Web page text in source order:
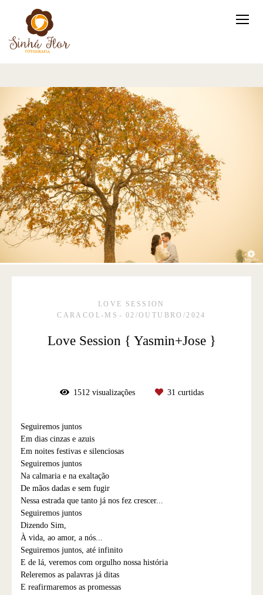
LOVE SESSION
CARACOL-MS
02/OUTUBRO/2024
Love Session { Yasmin+Jose }
1512 visualizações 31 curtidas
Seguiremos juntos
Em dias cinzas e azuis
Em noites festivas e silenciosas
Seguiremos juntos
Na calmaria e na exaltação
De mãos dadas e sem fugir
Nessa estrada que tanto já nos fez crescer...
Seguiremos juntos
Dizendo Sim,
À vida, ao amor, a nós...
Seguiremos juntos, até infinito
E de lá, veremos com orgulho nossa história
Releremos as palavras já ditas
E reafirmaremos as promessas